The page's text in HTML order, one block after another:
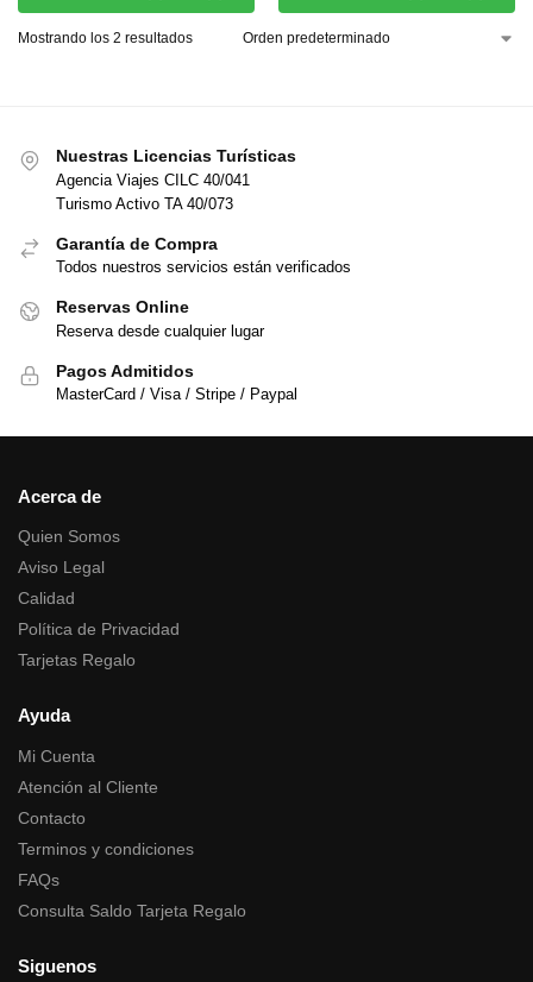
Mostrando los 2 resultados
Nuestras Licencias Turísticas
Agencia Viajes CILC 40/041
Turismo Activo TA 40/073
Garantía de Compra
Todos nuestros servicios están verificados
Reservas Online
Reserva desde cualquier lugar
Pagos Admitidos
MasterCard / Visa / Stripe / Paypal
Acerca de
Quien Somos
Aviso Legal
Calidad
Política de Privacidad
Tarjetas Regalo
Ayuda
Mi Cuenta
Atención al Cliente
Contacto
Terminos y condiciones
FAQs
Consulta Saldo Tarjeta Regalo
Siguenos